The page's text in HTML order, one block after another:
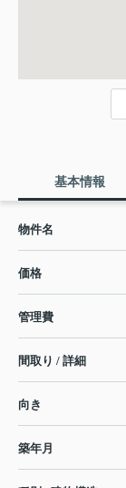
基本情報
物件名
価格
管理費
間取り / 詳細
向き
築年月